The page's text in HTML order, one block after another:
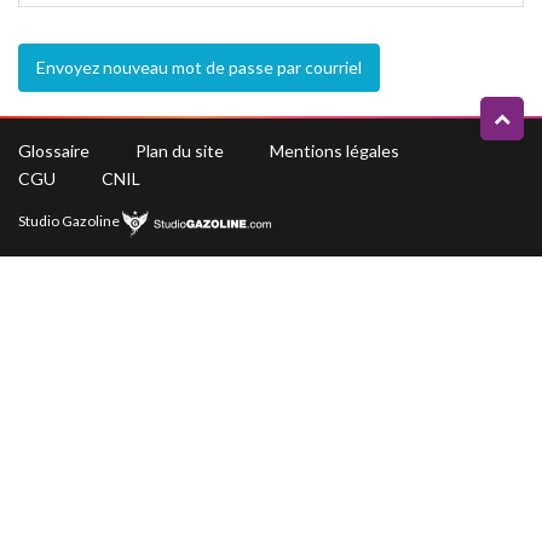
Envoyez nouveau mot de passe par courriel
Glossaire Plan du site
Mentions légales
CGU
CNIL
Studio Gazoline